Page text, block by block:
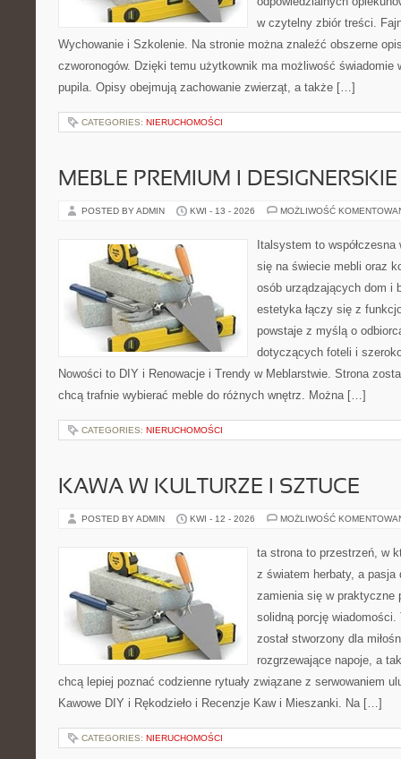
w czytelny zbiór treści.
Wychowanie i Szkolenie. Na stronie można znaleźć obszerne
czworonogów. Dzięki temu użytkownik ma możliwość świadomie
pupila. Opisy obejmują zachowanie zwierząt, a także […]
CATEGORIES: NIERUCHOMOŚCI
MEBLE PREMIUM I DESIGNERSKIE
POSTED BY ADMIN KWI - 13 - 2026 MOŻLIWOŚĆ
Italsystem to
się na świecie mebli oraz
osób urządzających dom i
estetyka łączy się z
powstaje z myślą o
dotyczących foteli i
Nowości to DIY i Renowacje i Trendy w Meblarstwie. Strona
chcą trafnie wybierać meble do różnych wnętrz. Można […]
CATEGORIES: NIERUCHOMOŚCI
KAWA W KULTURZE I SZTUCE
POSTED BY ADMIN KWI - 12 - 2026 MOŻLIWOŚĆ
ta strona to przestrzeń, w
z światem herbaty, a pasja
zamienia się w praktyczne
solidną porcję
został stworzony dla
rozgrzewające napoje, a
chcą lepiej poznać codzienne rytuały związane z serwowaniem
Kawowe DIY i Rękodzieło i Recenzje Kaw i Mieszanki. Na […]
CATEGORIES: NIERUCHOMOŚCI